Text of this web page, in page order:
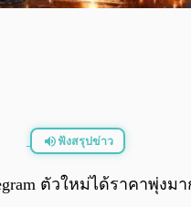
ฟังสรุปข่าว
ตัวใหม่ได้ราคาพุ่ง